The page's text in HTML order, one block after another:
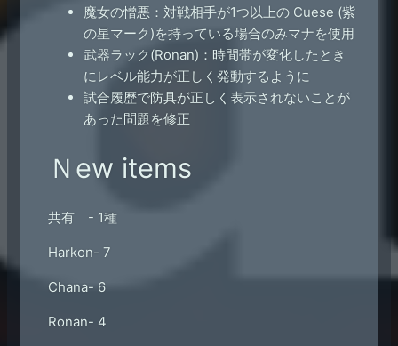
魔女の憎悪：対戦相手が1つ以上の Cuese (紫
の星マーク)を持っている場合のみマナを使用
武器ラック(Ronan)：時間帯が変化したとき
にレベル能力が正しく発動するように
試合履歴で防具が正しく表示されないことが
あった問題を修正
Ｎew items
共有 - 1種
Harkon- 7
Chana- 6
Ronan- 4